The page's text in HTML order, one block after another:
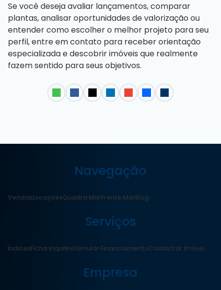
Se você deseja avaliar lançamentos, comparar
plantas, analisar oportunidades de valorização ou
entender como escolher o melhor projeto para seu
perfil, entre em contato para receber orientação
especializada e descobrir imóveis que realmente
fazem sentido para seus objetivos.
Navegação
VendasLocaçõesQuadra MarFrente MarBlog
Serviços
ÍndicesFicha InquilinoSimular FinanciamentoCadastrar Imóvel
Empresa